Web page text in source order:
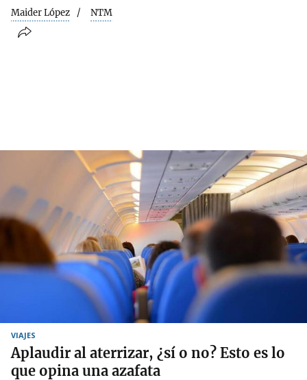
Maider López NTM
VIAJES
Aplaudir al aterrizar, ¿sí o no? Esto es lo
que opina una azafata